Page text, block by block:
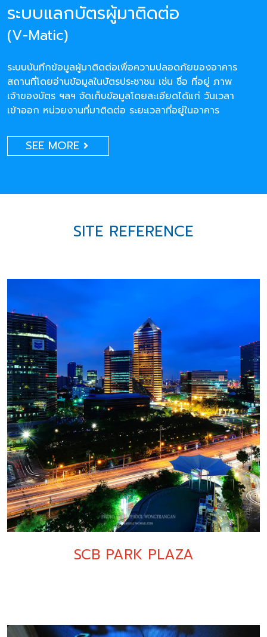
ระบบแลกบัตรผู้มาติดต่อ
(V-Matic)
ระบบบันทึกข้อมูลผู้มาติดต่อเพื่อความปลอดภัยของอาคาร
สถานที่โดยอ่านข้อมูลในบัตรประชาชน เช่น ชื่อ ที่อยู่ ภาพ
เจ้าของบัตร ฯลฯ จัดเก็บข้อมูลโดยละเอียดได้แก่ วันเวลา
เข้าออก หน่วยงานที่มาติดต่อ ระยะเวลาที่อยู่ในอาคาร
SEE MORE
SITE REFERENCE
SCB PARK PLAZA